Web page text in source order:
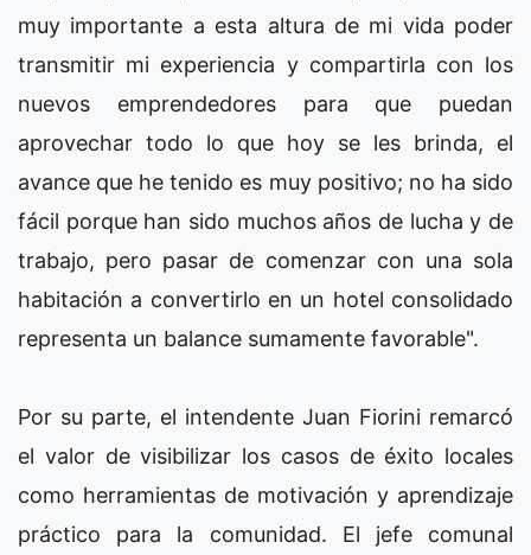
muy importante a esta altura de mi vida poder
transmitir mi experiencia y compartirla con los
nuevos emprendedores para que puedan
aprovechar todo lo que hoy se les brinda, el
avance que he tenido es muy positivo; no ha sido
fácil porque han sido muchos años de lucha y de
trabajo, pero pasar de comenzar con una sola
habitación a convertirlo en un hotel consolidado
representa un balance sumamente favorable".
Por su parte, el intendente Juan Fiorini remarcó
el valor de visibilizar los casos de éxito locales
como herramientas de motivación y aprendizaje
práctico para la comunidad. El jefe comunal